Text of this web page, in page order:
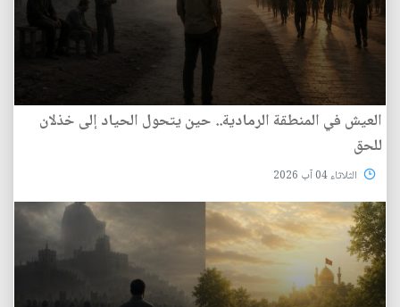
العيش في المنطقة الرمادية.. حين يتحول الحياد إلى خذلان
للحق
الثلاثاء 04 آب 2026